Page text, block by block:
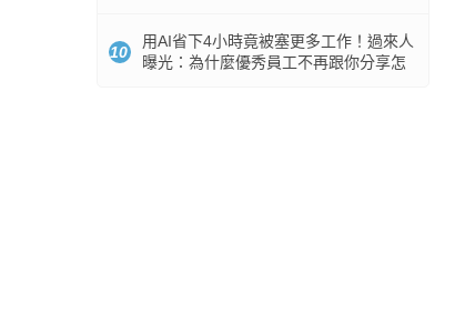
10
用AI省下4小時竟被塞更多工作！過來人
曝光：為什麼優秀員工不再跟你分享怎